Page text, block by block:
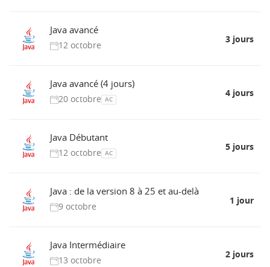
Java avancé
12 octobre
3 jours
Java avancé (4 jours)
20 octobre AC
4 jours
Java Débutant
12 octobre AC
5 jours
Java : de la version 8 à 25 et au-delà
9 octobre
1 jour
Java Intermédiaire
13 octobre
2 jours